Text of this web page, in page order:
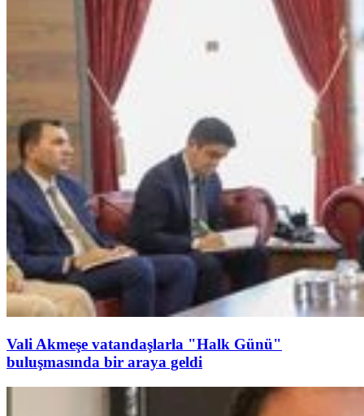
Vali Akmeşe vatandaşlarla "Halk Günü"
buluşmasında bir araya geldi